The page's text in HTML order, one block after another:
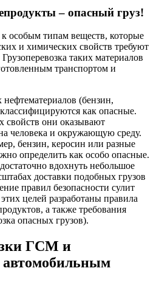
– опасный груз!
особым типам веществ, которые
и химических свойств требуют
таких материалов
транспортом и
(бензин,
как опасные.
свойств они оказывают
человека и окружающую среду.
бензин, керосин или разные
определить как особо опасные.
вдохнуть небольшое
доставки подобных грузов
правил безопасности сулит
целей разработаны правила
а также требования
опасных грузов).
ГСМ и
автомобильным